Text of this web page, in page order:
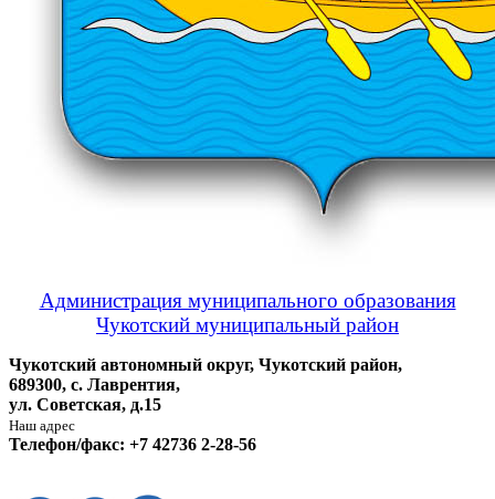
Администрация муниципального образования
Чукотский муниципальный район
Чукотский автономный округ, Чукотский район,
689300, с. Лаврентия,
ул. Советская, д.15
Наш адрес
Телефон/факс: +7 42736 2-28-56